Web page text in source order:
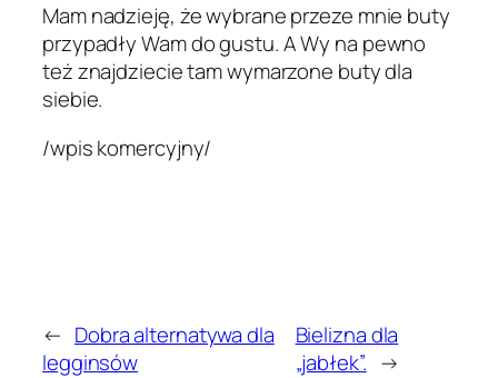
Mam nadzieję, że wybrane przeze mnie buty
przypadły Wam do gustu. A Wy na pewno
też znajdziecie tam wymarzone buty dla
siebie.
/wpis komercyjny/
← Dobra alternatywa dla
legginsów
Bielizna dla
„jabłek”. →